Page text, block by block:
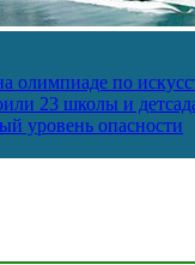
олимпиаде по
23 школы и
уровень опасности